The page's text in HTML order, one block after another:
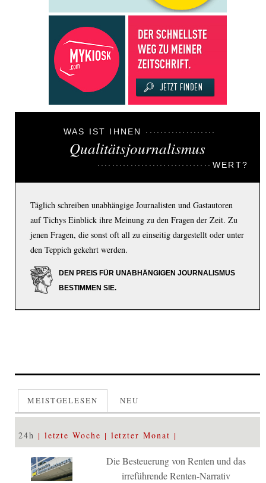
WAS IST IHNEN
Qualitätsjournalismus
WERT?
Täglich schreiben unabhängige Journalisten und Gastautoren
auf Tichys Einblick ihre Meinung zu den Fragen der Zeit. Zu
jenen Fragen, die sonst oft all zu einseitig dargestellt oder unter
den Teppich gekehrt werden.
DEN PREIS FÜR UNABHÄNGIGEN JOURNALISMUS
BESTIMMEN SIE.
MEISTGELESEN NEU
24h letzte Woche letzter Monat
Die Besteuerung von Renten und das
irreführende Renten-Narrativ